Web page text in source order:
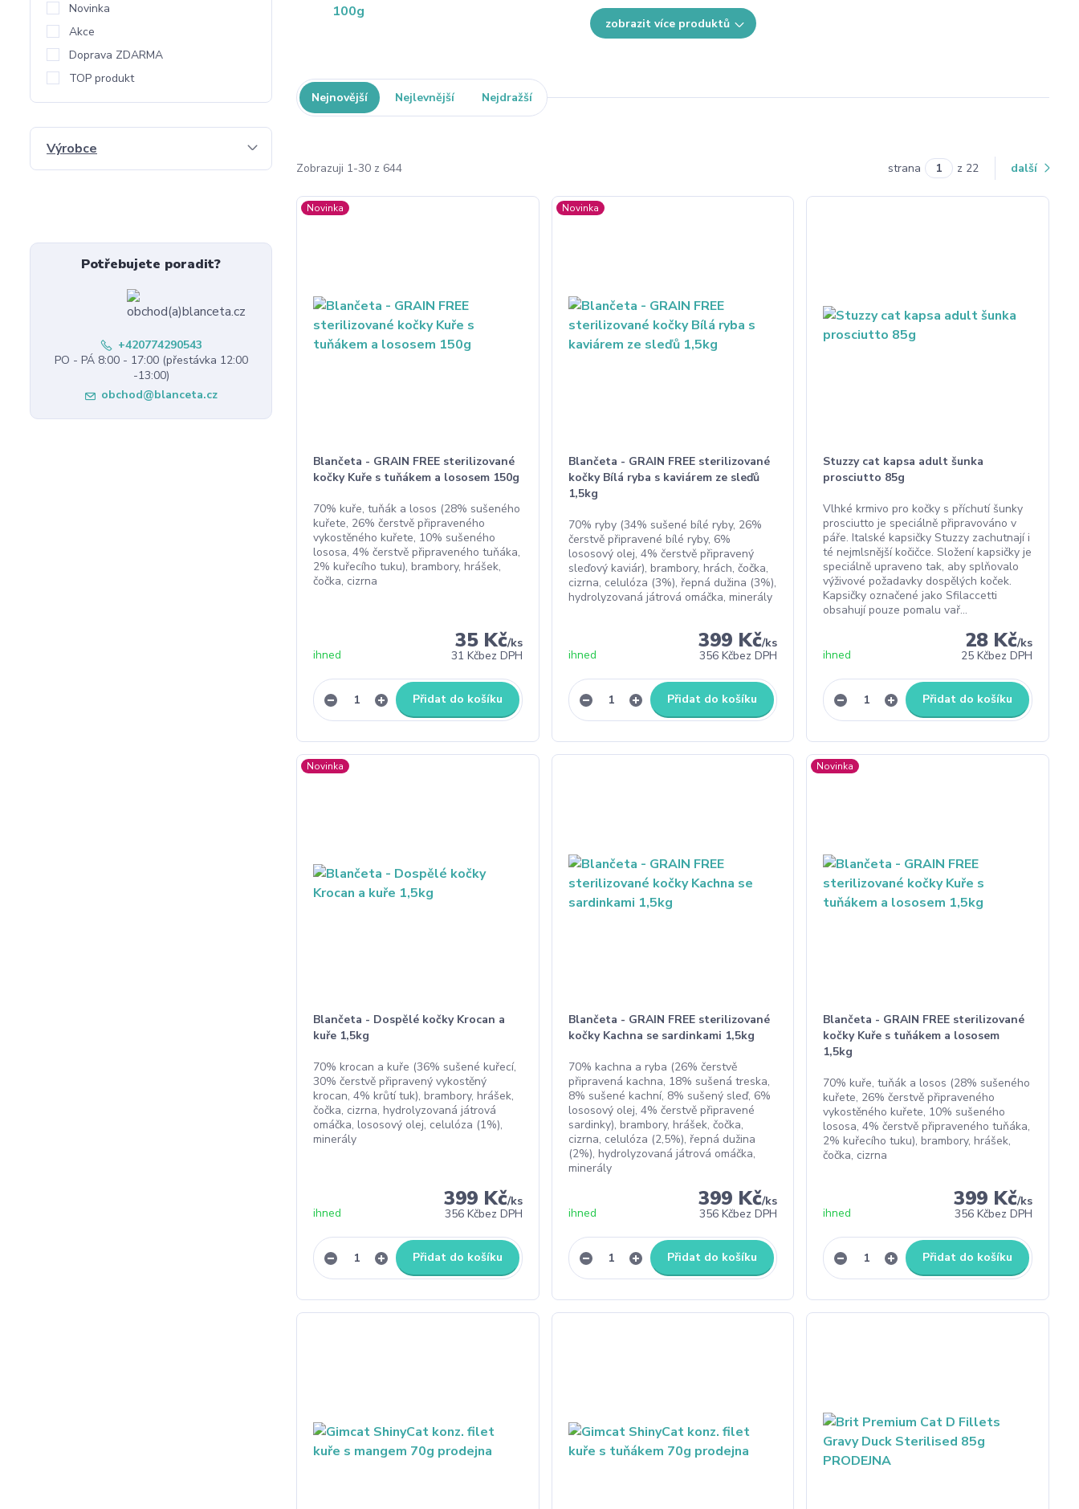
zobrazit více produktů
Nejnovější Nejlevnější Nejdražší
Zobrazuji 1-30 z 644 strana z 22 další
Novinka
Blančeta - GRAIN FREE sterilizované
kočky Kuře s tuňákem a lososem 150g
70% kuře, tuňák a losos (28% sušeného
kuřete, 26% čerstvě připraveného
vykostěného kuřete, 10% sušeného
lososa, 4% čerstvě připraveného tuňáka,
2% kuřecího tuku), brambory, hrášek,
čočka, cizrna
35 Kč/ks
31 Kčbez DPH
ihned
Přidat do košíku
Novinka
Blančeta - GRAIN FREE sterilizované
kočky Bílá ryba s kaviárem ze sleďů
1,5kg
70% ryby (34% sušené bílé ryby, 26%
čerstvě připravené bílé ryby, 6%
lososový olej, 4% čerstvě připravený
sleďový kaviár), brambory, hrách, čočka,
cizrna, celulóza (3%), řepná dužina (3%),
hydrolyzovaná játrová omáčka, minerály
399 Kč/ks
356 Kčbez DPH
ihned
Přidat do košíku
Stuzzy cat kapsa adult šunka
prosciutto 85g
Vlhké krmivo pro kočky s příchutí šunky
prosciutto je speciálně připravováno v
páře. Italské kapsičky Stuzzy zachutnají i
té nejmlsnější kočičce. Složení kapsičky je
speciálně upraveno tak, aby splňovalo
výživové požadavky dospělých koček.
Kapsičky označené jako Sfilaccetti
obsahují pouze pomalu vař...
28 Kč/ks
25 Kčbez DPH
ihned
Přidat do košíku
Novinka
Blančeta - Dospělé kočky Krocan a
kuře 1,5kg
70% krocan a kuře (36% sušené kuřecí,
30% čerstvě připravený vykostěný
krocan, 4% krůtí tuk), brambory, hrášek,
čočka, cizrna, hydrolyzovaná játrová
omáčka, lososový olej, celulóza (1%),
minerály
399 Kč/ks
356 Kčbez DPH
ihned
Přidat do košíku
Blančeta - GRAIN FREE sterilizované
kočky Kachna se sardinkami 1,5kg
70% kachna a ryba (26% čerstvě
připravená kachna, 18% sušená treska,
8% sušené kachní, 8% sušený sleď, 6%
lososový olej, 4% čerstvě připravené
sardinky), brambory, hrášek, čočka,
cizrna, celulóza (2,5%), řepná dužina
(2%), hydrolyzovaná játrová omáčka,
minerály
399 Kč/ks
356 Kčbez DPH
ihned
Přidat do košíku
Novinka
Blančeta - GRAIN FREE sterilizované
kočky Kuře s tuňákem a lososem
1,5kg
70% kuře, tuňák a losos (28% sušeného
kuřete, 26% čerstvě připraveného
vykostěného kuřete, 10% sušeného
lososa, 4% čerstvě připraveného tuňáka,
2% kuřecího tuku), brambory, hrášek,
čočka, cizrna
399 Kč/ks
356 Kčbez DPH
ihned
Přidat do košíku
Novinka
Akce
Doprava ZDARMA
TOP produkt
Výrobce
Potřebujete poradit?
+420774290543
PO - PÁ 8:00 - 17:00 (přestávka 12:00
-13:00)
obchod@blanceta.cz